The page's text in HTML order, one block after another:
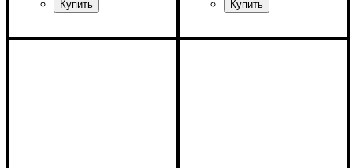
Ширина: 90 см
Ширина: 180 см